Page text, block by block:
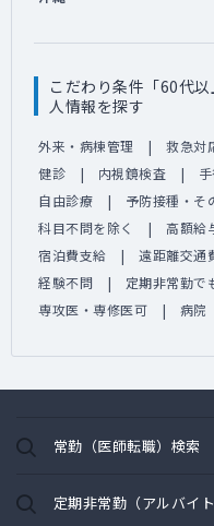
こだわり条件「60代
人情報を探す
外来・病棟管理 救急対
健診
内視鏡検査
自由診療
予防接種・そ
科目不問を除く
高額給
宿泊費支給
遠距離交通
経験不問
定期非常勤で
専攻医・専修医可
病院
常勤（医師転職）検索
定期非常勤（アルバイ